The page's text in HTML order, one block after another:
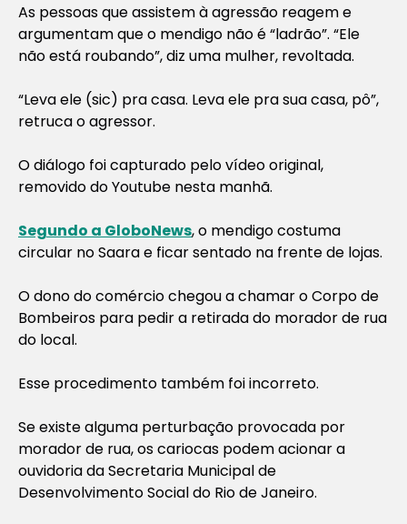
As pessoas que assistem à agressão reagem e
argumentam que o mendigo não é “ladrão”. “Ele
não está roubando”, diz uma mulher, revoltada.
“Leva ele (sic) pra casa. Leva ele pra sua casa, pô”,
retruca o agressor.
O diálogo foi capturado pelo vídeo original,
removido do Youtube nesta manhã.
Segundo a GloboNews, o mendigo costuma
circular no Saara e ficar sentado na frente de lojas.
O dono do comércio chegou a chamar o Corpo de
Bombeiros para pedir a retirada do morador de rua
do local.
Esse procedimento também foi incorreto.
Se existe alguma perturbação provocada por
morador de rua, os cariocas podem acionar a
ouvidoria da Secretaria Municipal de
Desenvolvimento Social do Rio de Janeiro.